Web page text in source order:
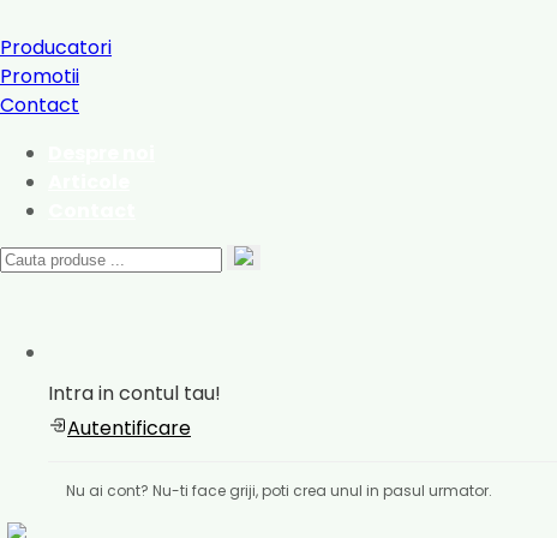
Producatori
Promotii
Contact
Intra in contul tau!
Autentificare
Nu ai cont? Nu-ti face griji, poti crea unul in pasul urmator.